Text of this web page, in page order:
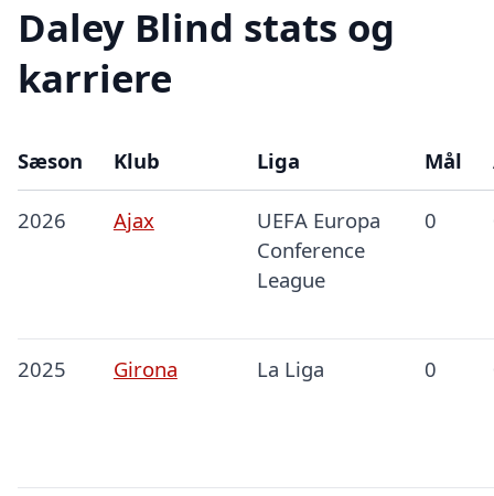
Daley Blind stats og
karriere
Sæson Klub Liga Mål
2026 Ajax
UEFA Europa
Conference
League
0
2025 Girona La Liga 0